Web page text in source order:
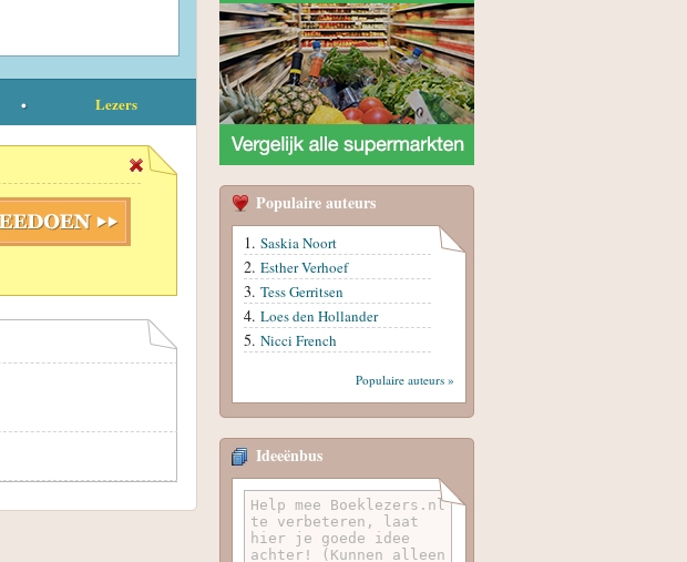
Lezers
Populaire auteurs
Saskia Noort
Esther Verhoef
Tess Gerritsen
Loes den Hollander
Nicci French
Populaire auteurs »
Ideeënbus